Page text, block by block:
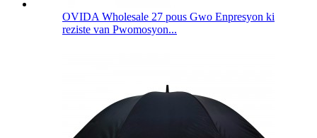
OVIDA Wholesale 27 pous Gwo Enpresyon ki
reziste van Pwomosyon...